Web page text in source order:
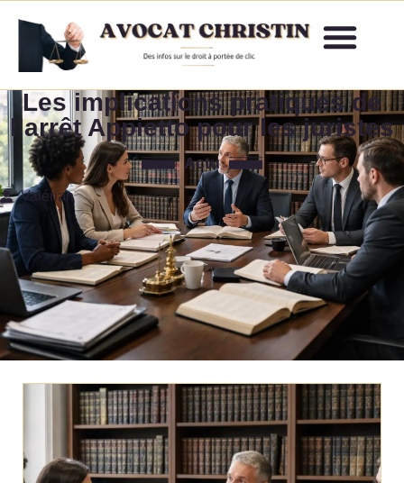
Les implications pratiques de
l’arrêt Appietto pour les juristes
Actu
Valérian